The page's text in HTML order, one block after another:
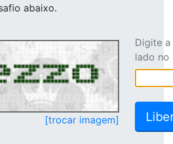
abaixo.
[trocar imagem]
Digite
lado no